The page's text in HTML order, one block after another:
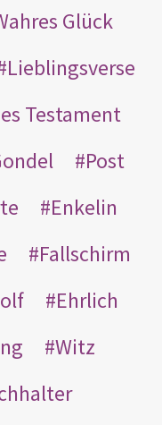
Glück
Lieblingsverse
Testament
Post
Enkelin
Fallschirm
Ehrlich
Witz